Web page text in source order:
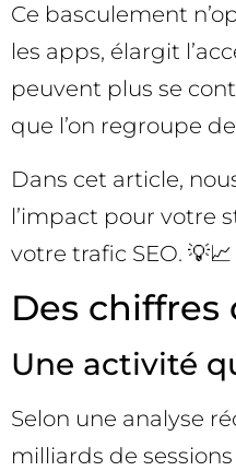
Ce basculement
les apps, élargit
peuvent plus se
que l’on regroupe
Dans cet article,
l’impact pour votre
votre trafic SEO. 💡📈
Des
Une activité
Selon une analyse
milliards de